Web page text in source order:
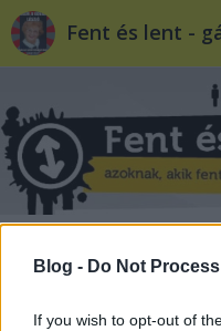
Blog - Do Not
If you wish to opt-out of
Sziszifosz